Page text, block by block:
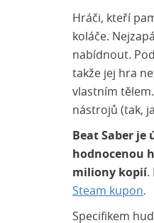
Hráči, kteří
koláče.
nabídnout.
takže jej hra
vlastním
nástrojů (tak,
Beat Saber je
hodnocenou
miliony kopií.
Steam kupon.
Specifikem